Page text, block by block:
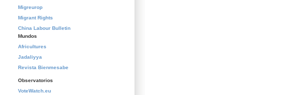
Migreurop
Migrant Rights
China Labour Bulletin
Mundos
Africultures
Jadaliyya
Revista Bienmesabe
Observatorios
VoteWatch.eu